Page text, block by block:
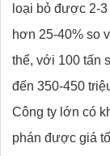
loại bỏ được 2-
hơn 25-40% so
thể, với 100 tấn
đến 350-450
Công ty lớn có
phán được giá